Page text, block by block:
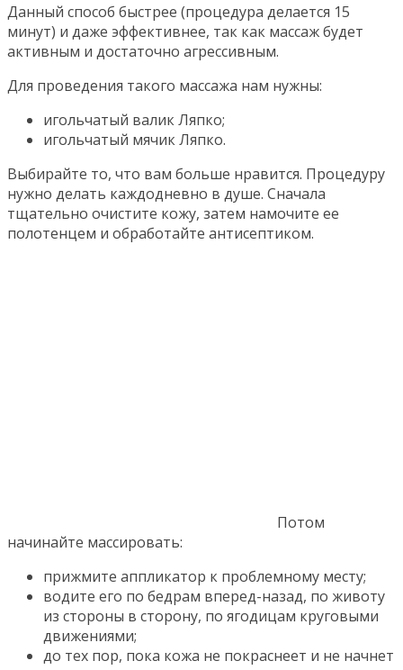
Данный способ быстрее (процедура делается 15
минут) и даже эффективнее, так как массаж будет
активным и достаточно агрессивным.
Для проведения такого массажа нам нужны:
игольчатый валик Ляпко;
игольчатый мячик Ляпко.
Выбирайте то, что вам больше нравится. Процедуру
нужно делать каждодневно в душе. Сначала
тщательно очистите кожу, затем намочите ее
полотенцем и обработайте антисептиком.
Потом
начинайте массировать:
прижмите аппликатор к проблемному месту;
водите его по бедрам вперед-назад, по животу
из стороны в сторону, по ягодицам круговыми
движениями;
до тех пор, пока кожа не покраснеет и не начнет